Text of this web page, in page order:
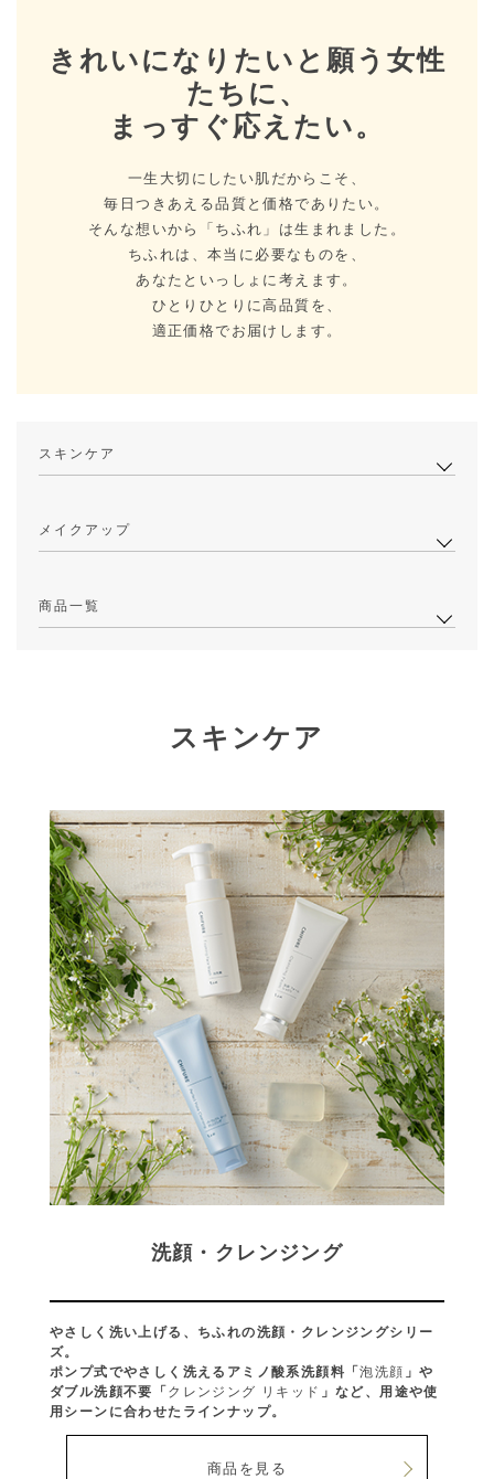
きれいになりたいと願う女性
たちに、
まっすぐ応えたい。
一生大切にしたい肌だからこそ、
毎日つきあえる品質と価格でありたい。
そんな想いから「ちふれ」は生まれました。
ちふれは、本当に必要なものを、
あなたといっしょに考えます。
ひとりひとりに高品質を、
適正価格でお届けします。
スキンケア
メイクアップ
商品一覧
スキンケア
洗顔・クレンジング
やさしく洗い上げる、ちふれの洗顔・クレンジングシリー
ズ。
ポンプ式でやさしく洗えるアミノ酸系洗顔料「泡洗顔 」や
ダブル洗顔不要「 クレンジング リキッド 」など、用途や使
用シーンに合わせたラインナップ。
商品を見る